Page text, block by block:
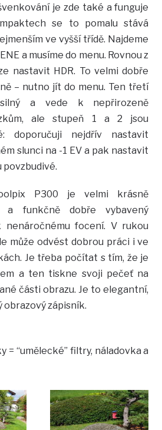
je zde také a funguje
se to pomalu stává
ve vyšší třídě. Najdeme
a musíme do menu. Rovnou z
nastavit HDR. To velmi dobře
– nutno jít do menu. Ten třetí
a vede k nepřirozeně
ale stupeň 1 a 2 jsou
doporučuji nejdřív nastavit
slunci na -1 EV a pak nastavit
povzbudivé.
P300 je velmi krásně
a funkčně dobře vybavený
nenáročnému focení. V rukou
může odvést dobrou práci i ve
Je třeba počítat s tím, že je
a ten tiskne svoji pečeť na
části obrazu. Je to elegantní,
zápisník.
= “umělecké” filtry, náladovka a